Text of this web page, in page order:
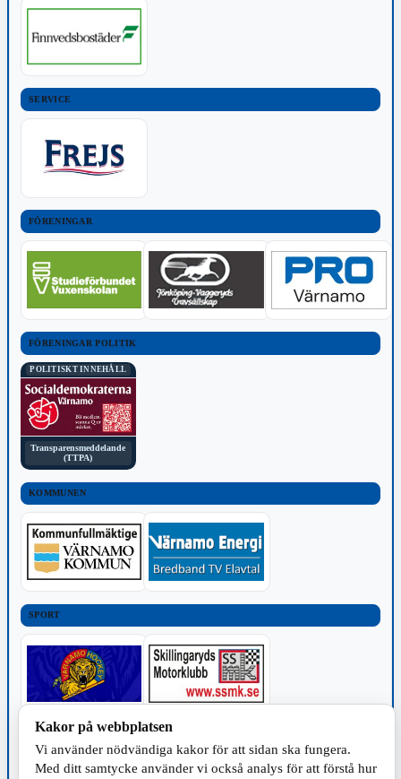
SERVICE
FÖRENINGAR
FÖRENINGAR POLITIK
POLITISKT INNEHÅLL
Transparensmeddelande
(TTPA)
KOMMUNEN
SPORT
TILLVERKNING
Kakor på webbplatsen
Vi använder nödvändiga kakor för att sidan ska fungera.
Med ditt samtycke använder vi också analys för att förstå hur